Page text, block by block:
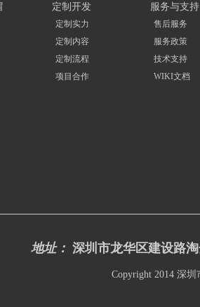
定制开发
定制实力
定制内容
定制流程
项目合作
服务与支持
售后服务
服务政策
技术支持
WIKI文档
地址： 深圳市龙华区建设路
Copyright 2014 深